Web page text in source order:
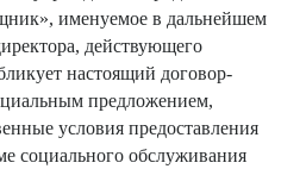
именуемое в дальнейшем
действующего
настоящий договор-
предложением,
условия предоставления
социального обслуживания